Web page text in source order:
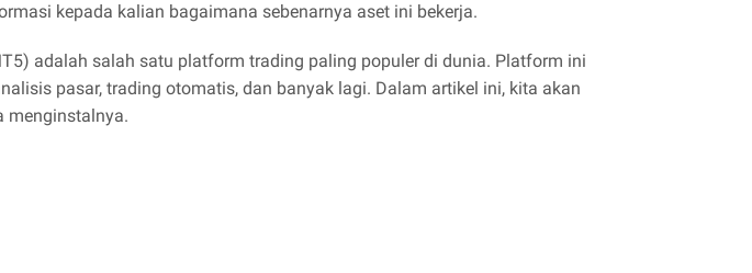
kepada kalian bagaimana sebenarnya aset ini bekerja.
adalah salah satu platform trading paling populer di dunia. Platform ini
pasar, trading otomatis, dan banyak lagi. Dalam artikel ini, kita akan
menginstalnya.